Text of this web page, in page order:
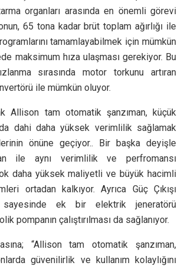
organları arasında en önemli görevi
65 tona kadar brüt toplam ağırlığı ile
tamamlayabilmek için mümkün
maksimum hıza ulaşması gerekiyor. Bu
sırasında motor torkunu artıran
ile mümkün oluyor.
Allison tam otomatik şanzıman, küçük
dahi daha yüksek verimlilik sağlamak
önüne geçiyor.. Bir başka deyişle
ile aynı verimlilik ve perfromansı
daha yüksek maliyetli ve büyük hacimli
ortadan kalkıyor. Ayrıca Güç Çıkışı
ek bir elektrik jeneratörü
pompanın çalıştırılması da sağlanıyor.
“Allison tam otomatik şanzıman,
güvenilirlik ve kullanım kolaylığını